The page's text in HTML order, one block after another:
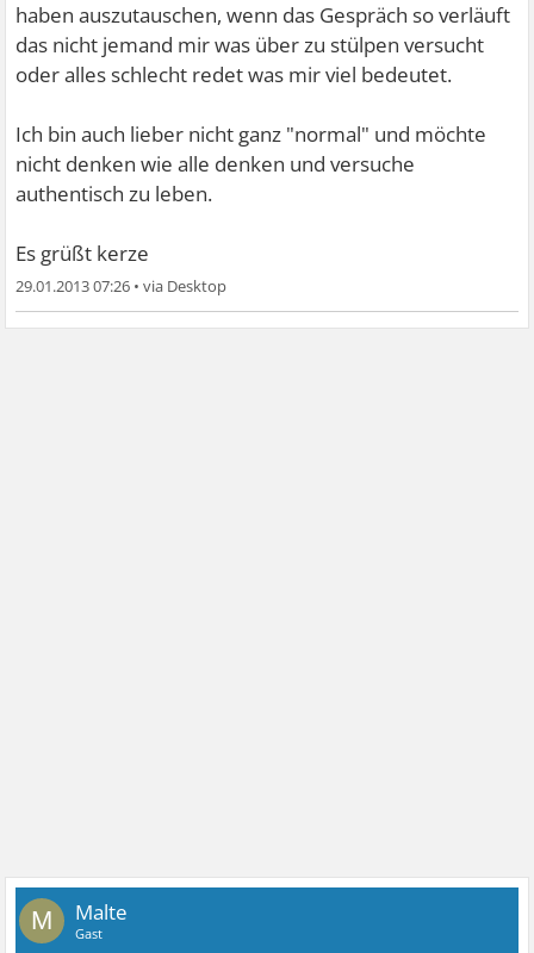
haben auszutauschen, wenn das Gespräch so verläuft
das nicht jemand mir was über zu stülpen versucht
oder alles schlecht redet was mir viel bedeutet.
Ich bin auch lieber nicht ganz "normal" und möchte
nicht denken wie alle denken und versuche
authentisch zu leben.
Es grüßt kerze
29.01.2013 07:26 •
M Malte
Gast